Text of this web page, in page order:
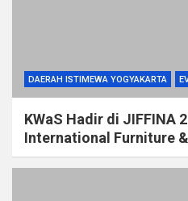
DAERAH ISTIMEWA YOGYAKARTA
KWaS Hadir di JIFFINA
International Furniture